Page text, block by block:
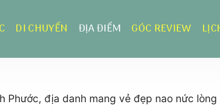
DI CHUYỂN ĐỊA ĐIỂM GÓC REVIEW
Phước, địa danh mang vẻ đẹp nao nức lòng